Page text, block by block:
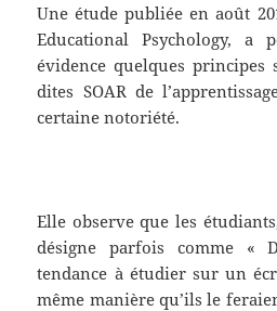
Une étude publiée en août
Educational Psychology, a
évidence quelques principes
dites SOAR de
certaine notoriété.
Elle observe que les
désigne parfois comme «
tendance à étudier sur un
même manière qu’ils le